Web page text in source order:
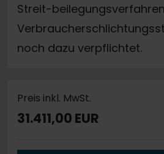
Streit-
noch dazu verpflichtet.
Preis inkl. MwSt.
31.411,00 EUR